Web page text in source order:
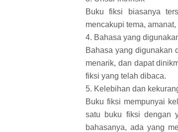
Buku fiksi biasanya
mencakupi tema,
4. Bahasa yang
Bahasa yang digunakan
menarik, dan dapat
fiksi yang telah dibaca.
5. Kelebihan dan
Buku fiksi mempunyai
satu buku fiksi dengan
bahasanya, ada yang